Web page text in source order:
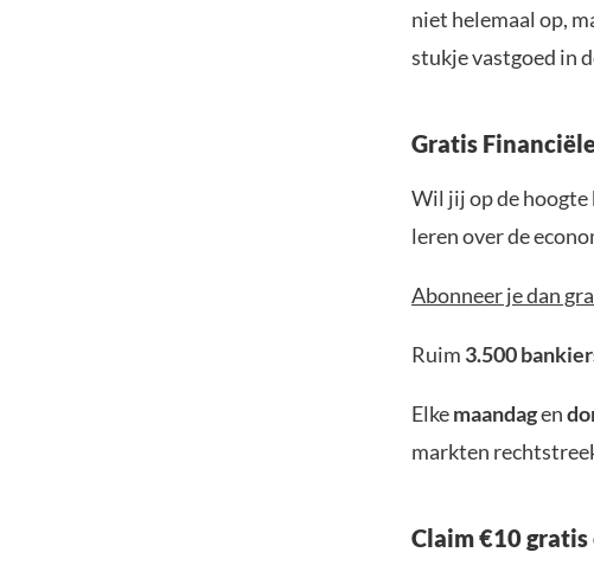
niet helemaal op,
stukje vastgoed in
Gratis
Wil jij op de hoogte
leren over de
Abonneer je dan
Ruim 3.500
Elkemaandagen
markten
Claim €10 gratis